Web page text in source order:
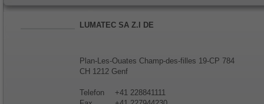
LUMATEC SA Z.I DE
Plan-Les-Ouates Champ-des-filles 19-CP 784
CH 1212 Genf
Telefon
+41 228841111